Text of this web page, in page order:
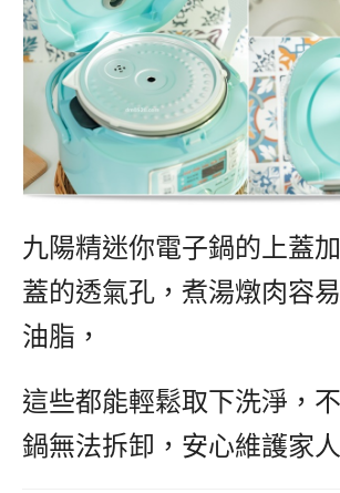
九陽精迷你電子鍋的上蓋
蓋的透氣孔，煮湯燉肉容
油脂，
這些都能輕鬆取下洗淨，
鍋無法拆卸，安心維護家人